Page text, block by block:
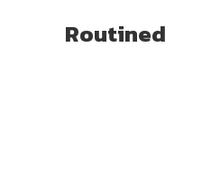
Routined